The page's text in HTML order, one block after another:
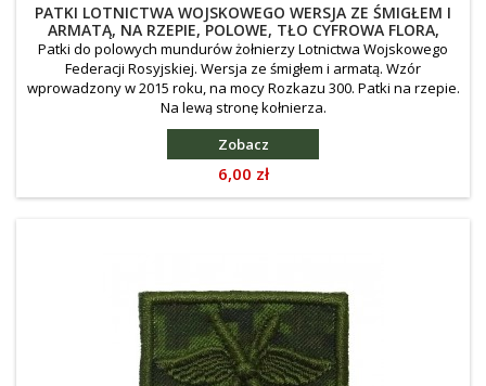
PATKI LOTNICTWA WOJSKOWEGO WERSJA ZE ŚMIGŁEM I
ARMATĄ, NA RZEPIE, POLOWE, TŁO CYFROWA FLORA,
WYSZYWANE, LEWA
Patki do polowych mundurów żołnierzy Lotnictwa Wojskowego
Federacji Rosyjskiej. Wersja ze śmigłem i armatą. Wzór
wprowadzony w 2015 roku, na mocy Rozkazu 300. Patki na rzepie.
Na lewą stronę kołnierza.
Zobacz
Cena
6,00 zł